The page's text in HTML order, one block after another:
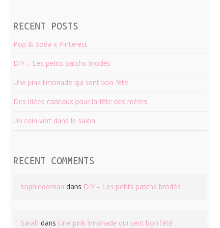
RECENT POSTS
Pop & Soda x Pinterest
DIY – Les petits patchs brodés
Une pink limonade qui sent bon l’été
Des idées cadeaux pour la fête des mères
Un coin vert dans le salon
RECENT COMMENTS
sophiedoman dans DIY – Les petits patchs brodés
Sarah dans Une pink limonade qui sent bon l’été